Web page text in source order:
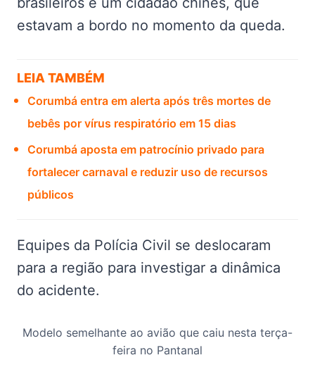
estavam a bordo no momento da queda.
LEIA TAMBÉM
Corumbá entra em alerta após três mortes de
bebês por vírus respiratório em 15 dias
Corumbá aposta em patrocínio privado para
fortalecer carnaval e reduzir uso de recursos
públicos
Equipes da Polícia Civil se deslocaram
para a região para investigar a dinâmica
do acidente.
Modelo semelhante ao avião que caiu nesta terça-
feira no Pantanal